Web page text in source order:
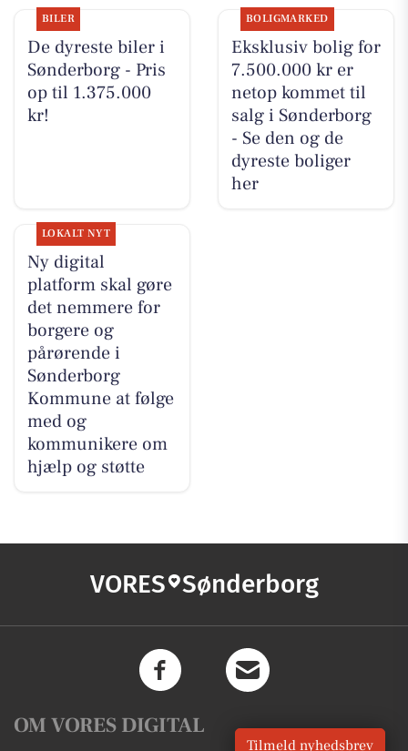
BILER
De dyreste biler i
Sønderborg - Pris
op til 1.375.000
kr!
BOLIGMARKED
Eksklusiv bolig for
7.500.000 kr er
netop kommet til
salg i Sønderborg
- Se den og de
dyreste boliger
her
LOKALT NYT
Ny digital
platform skal gøre
det nemmere for
borgere og
pårørende i
Sønderborg
Kommune at følge
med og
kommunikere om
hjælp og støtte
VORES Sønderborg
OM VORES DIGITAL
Tilmeld nyhedsbrev